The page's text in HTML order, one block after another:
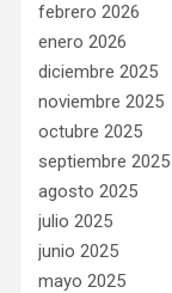
febrero 2026
enero 2026
diciembre 2025
noviembre 2025
octubre 2025
septiembre 2025
agosto 2025
julio 2025
junio 2025
mayo 2025